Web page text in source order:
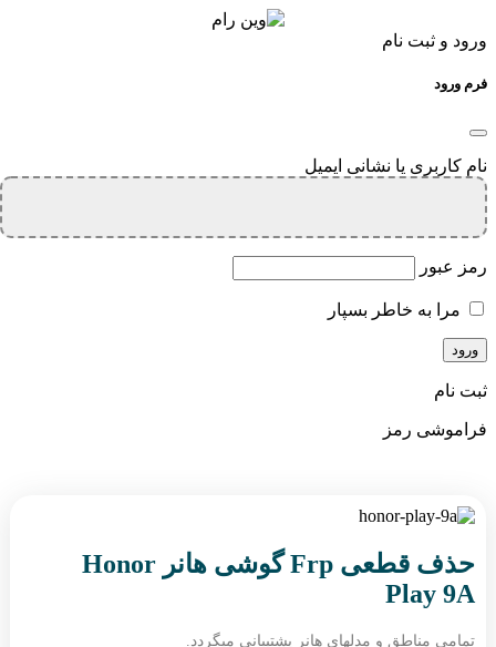
ورود و ثبت نام
فرم ورود
نام کاربری یا نشانی ایمیل
رمز عبور
مرا به خاطر بسپار
ثبت نام
فراموشی رمز
حذف قطعی Frp گوشی هانر Honor
Play 9A
تمامی مناطق و مدلهای هانر پشتیبانی میگردد.